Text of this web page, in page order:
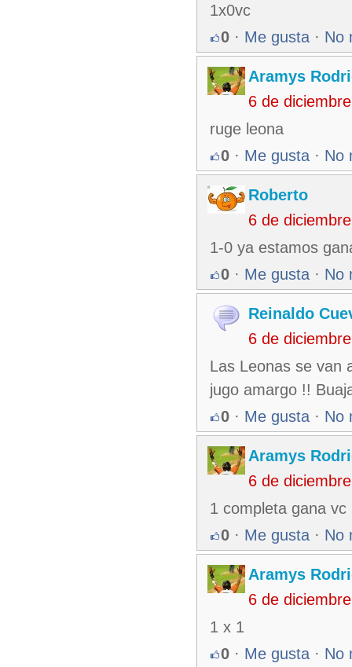
1x0vc
0 · Me gusta · No
Aramys
6 de
ruge leona
0 · Me gusta · No
Roberto
6 de
1-0 ya estamos
0 · Me gusta · No
Reinaldo
6 de
Las Leonas se van
jugo amargo !!
0 · Me gusta · No
Aramys
6 de
1 completa gana vc
0 · Me gusta · No
Aramys
6 de
1 x 1
0 · Me gusta · No